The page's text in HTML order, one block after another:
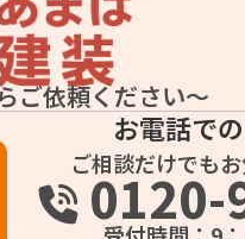
ご依頼ください～
お電話で
ご相談だけでも
0120-